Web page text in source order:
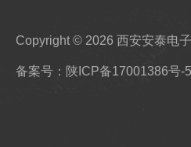
Copyright © 2026 西安安泰电
备案号：陕ICP备17001386号-5